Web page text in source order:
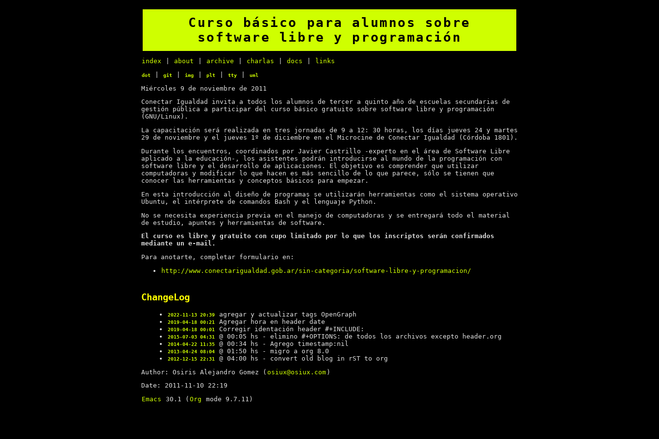
Curso básico para alumnos sobre
software libre y programación
index about archive charlas docs links
dot git img plt tty uml
Miércoles 9 de noviembre de 2011
Conectar Igualdad invita a todos los alumnos de tercer a quinto año de escuelas secundarias de
gestión pública a participar del curso básico gratuito sobre software libre y programación
(GNU/Linux).
La capacitación será realizada en tres jornadas de 9 a 12: 30 horas, los días jueves 24 y martes
29 de noviembre y el jueves 1º de diciembre en el Microcine de Conectar Igualdad (Córdoba 1801).
Durante los encuentros, coordinados por Javier Castrillo -experto en el área de Software Libre
aplicado a la educación-, los asistentes podrán introducirse al mundo de la programación con
software libre y el desarrollo de aplicaciones. El objetivo es comprender que utilizar
computadoras y modificar lo que hacen es más sencillo de lo que parece, sólo se tienen que
conocer las herramientas y conceptos básicos para empezar.
En esta introducción al diseño de programas se utilizarán herramientas como el sistema operativo
Ubuntu, el intérprete de comandos Bash y el lenguaje Python.
No se necesita experiencia previa en el manejo de computadoras y se entregará todo el material
de estudio, apuntes y herramientas de software.
El curso es libre y gratuito con cupo limitado por lo que los inscriptos serán confirmados
mediante un e-mail.
Para anotarte, completar formulario en:
http://www.conectarigualdad.gob.ar/sin-categoria/software-libre-y-programacion/
ChangeLog
2022-11-13 20:39 agregar y actualizar tags OpenGraph
2019-04-18 00:21 Agregar hora en header date
2019-04-18 00:01 Corregir identación header #+INCLUDE:
2015-07-03 04:31 @ 00:05 hs - elimino #+OPTIONS: de todos los archivos excepto header.org
2014-04-22 11:35 @ 00:34 hs - Agrego timestamp:nil
2013-04-24 08:04 @ 01:50 hs - migro a org 8.0
2012-12-15 22:31
@ 04:00 hs - convert old blog in rST to org
Author: Osiris Alejandro Gomez ( osiux@osiux.com )
Date: 2011-11-10 22:19
Emacs
30.1 ( Org mode 9.7.11)